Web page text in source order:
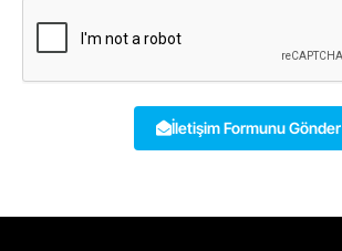
İletişim Formunu Gönder